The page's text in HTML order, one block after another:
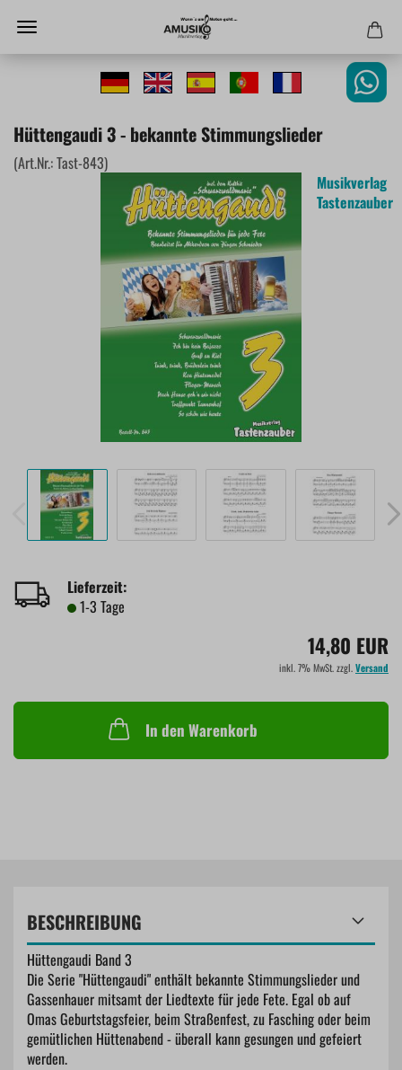
Hüttengaudi 3 - bekannte Stimmungslieder
(Art.Nr.:Tast-843)
Musikverlag
Tastenzauber
Lieferzeit:
1-3 Tage
14,80 EUR
inkl. 7% MwSt. zzgl.Versand
In den Warenkorb
BESCHREIBUNG
Hüttengaudi Band 3
Die Serie "Hüttengaudi" enthält bekannte Stimmungslieder und
Gassenhauer mitsamt der Liedtexte für jede Fete. Egal ob auf
Omas Geburtstagsfeier, beim Straßenfest, zu Fasching oder beim
gemütlichen Hüttenabend - überall kann gesungen und gefeiert
werden.